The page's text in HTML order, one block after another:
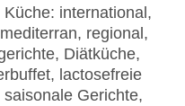
Küche: international,
regional,
Diätküche,
lactosefreie
Gerichte,